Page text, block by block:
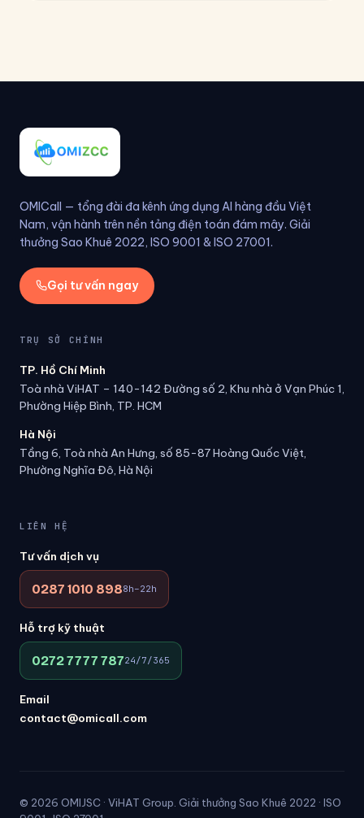
OMICall — tổng đài đa kênh ứng dụng AI hàng đầu Việt
Nam, vận hành trên nền tảng điện toán đám mây. Giải
thưởng Sao Khuê 2022, ISO 9001 & ISO 27001.
Gọi tư vấn ngay
TRỤ SỞ CHÍNH
TP. Hồ Chí Minh
Toà nhà ViHAT – 140-142 Đường số 2, Khu nhà ở Vạn Phúc 1,
Phường Hiệp Bình, TP. HCM
Hà Nội
Tầng 6, Toà nhà An Hưng, số 85-87 Hoàng Quốc Việt,
Phường Nghĩa Đô, Hà Nội
LIÊN HỆ
Tư vấn dịch vụ
0287 1010 8988h–22h
Hỗ trợ kỹ thuật
0272 7777 78724/7/365
Email
contact@omicall.com
© 2026 OMIJSC · ViHAT Group. Giải thưởng Sao Khuê 2022 · ISO